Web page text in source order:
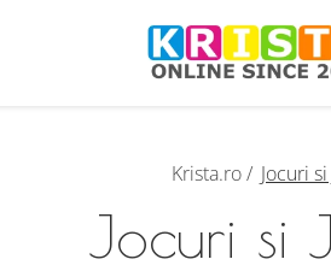
Krista.ro / Jocuri
Jocuri si